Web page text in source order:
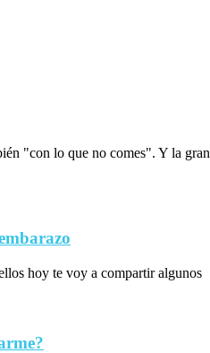
"con lo que no comes". Y la gran
hoy te voy a compartir algunos